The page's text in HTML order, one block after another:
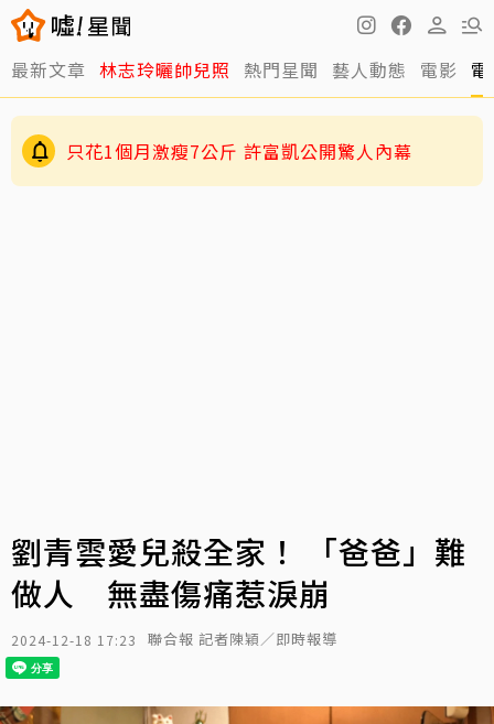
最新文章 林志玲曬帥兒照 熱門星聞 藝人動態 電影
只花1個月激瘦7公斤 許富凱公開驚人內幕
劉青雲愛兒殺全家！ 「爸爸」難
做人 無盡傷痛惹淚崩
2024-12-18 17:23 聯合報 記者陳穎／即時報導